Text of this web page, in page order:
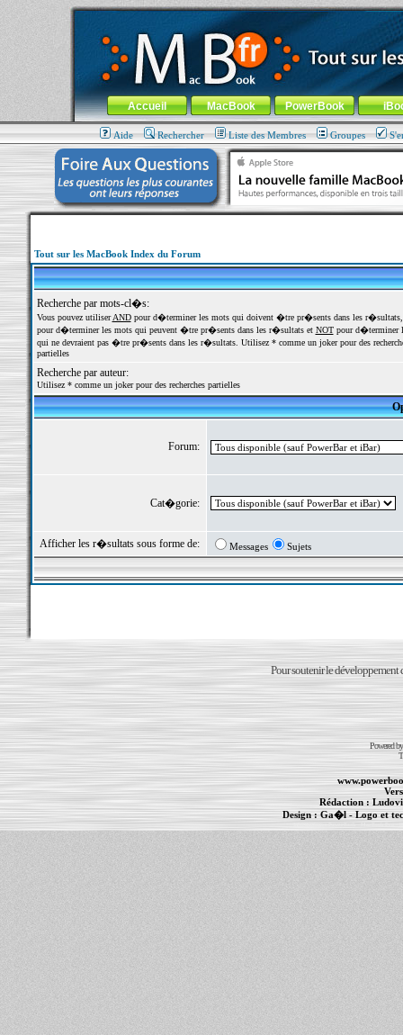
MacBook-fr.com : 100% Apple... 100% nomade !
Aller au contenu-Aller au menu général-Aller au menu de
Menu général
Accueil MacBook PowerBook
Aide Rechercher Liste des Membres Groupes
Tout sur les MacBook Index du Forum
Recherche par mots-cl�s:
Vous pouvez utiliserANDpour d�terminer les mots qui doivent �tre pr�sents dans les
pour d�terminer les mots qui peuvent �tre pr�sents dans les r�sultats et NOTpour d�terminer
qui ne devraient pas �tre pr�sents dans les r�sultats. Utilisez * comme un joker pour des
partielles
Recherche par auteur:
Utilisez * comme un joker pour des recherches partielles
Forum:
Cat�gorie:
Afficher les r�sultats sous forme de: Messages Sujets
Pour soutenir le développement
Powered
Rédaction :
Design : Ga�l- Logo et